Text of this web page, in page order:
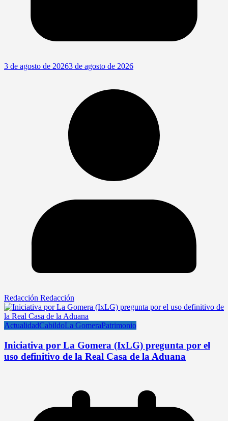
3 de agosto de 20263 de agosto de 2026
Redacción Redacción
ActualidadCabildoLa GomeraPatrimonio
Iniciativa por La Gomera (IxLG) pregunta por el
uso definitivo de la Real Casa de la Aduana